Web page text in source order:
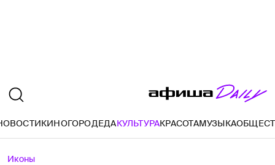
КИНОГОРОДЕДАКУЛЬТУРАКРАСОТАМУЗЫКА
Иконы